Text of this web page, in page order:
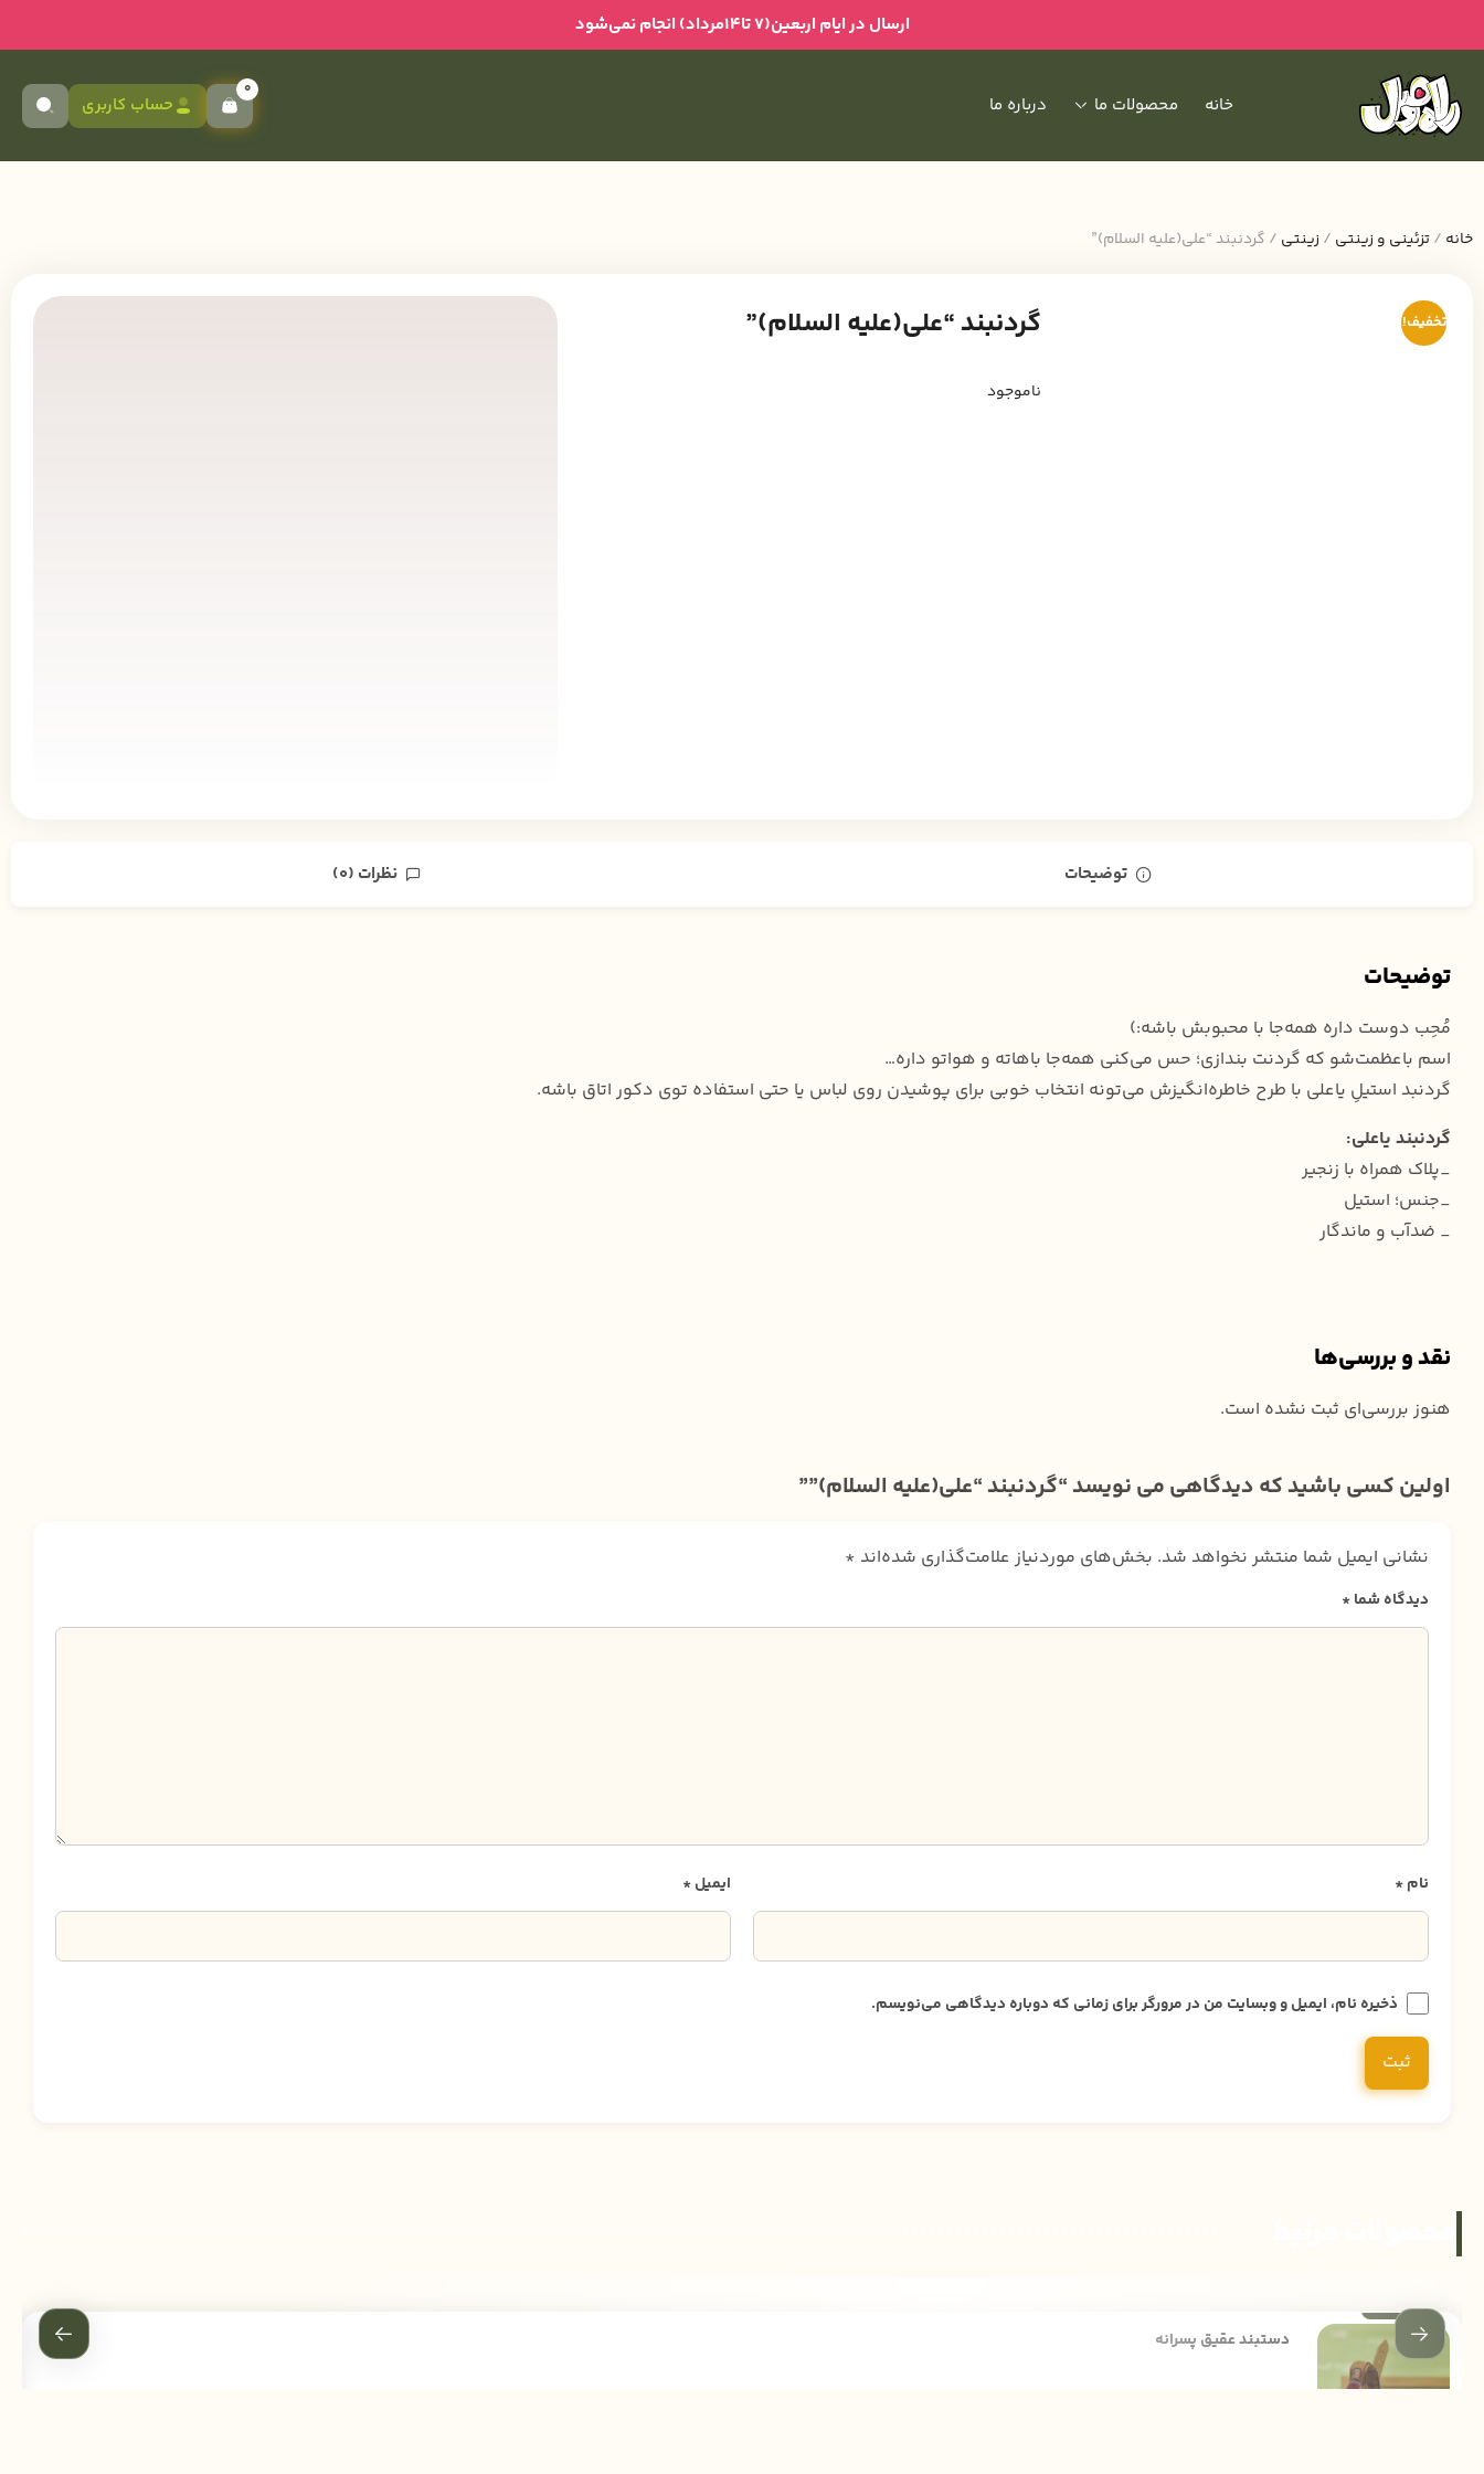
ارسال در ایام اربعین(۷ تا۱۴مرداد) انجام نمی‌شود
خانه محصولات ما درباره ما حساب کاربری
0
خانه /تزئینی و زینتی / زینتی / گردنبند “علی(علیه السلام)”
تخفیف! گردنبند “علی(علیه السلام)”
ناموجود
توضیحات نظرات (0)
توضیحات
مُحِب دوست داره همه‌جا با محبوبش باشه:)
اسم باعظمت‌شو که گردنت بندازی؛ حس می‌کنی همه‌جا باهاته و هواتو داره…
گردنبد استیلِ یاعلی با طرح خاطره‌انگیزش می‌تونه انتخاب خوبی برای پوشیدن روی لباس یا حتی استفاده توی دکور اتاق باشه.
گردنبند یاعلی:
_پلاک همراه با زنجیر
_جنس؛ استیل
_ ضدآب و ماندگار
نقد و بررسی‌ها
هنوز بررسی‌ای ثبت نشده است.
اولین کسی باشید که دیدگاهی می نویسد “گردنبند “علی(علیه السلام)””
نشانی ایمیل شما منتشر نخواهد شد. بخش‌های موردنیاز علامت‌گذاری شده‌اند *
دیدگاه شما*
نام* ایمیل*
ذخیره نام، ایمیل و وبسایت من در مرورگر برای زمانی که دوباره دیدگاهی می‌نویسم.
دستبند عقیق پسرانه